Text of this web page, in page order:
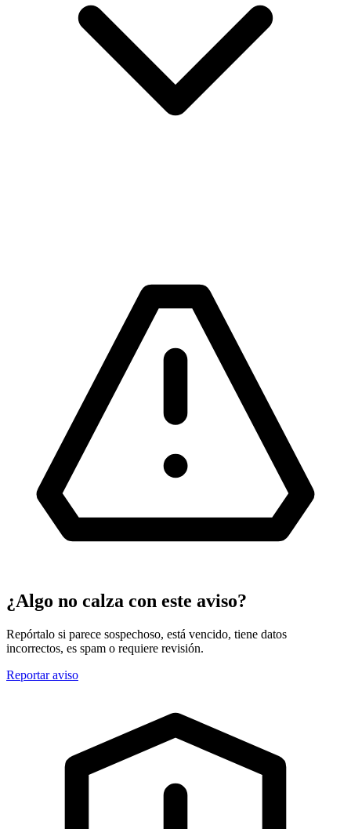
¿Algo no calza con este aviso?
Repórtalo si parece sospechoso, está vencido, tiene datos
incorrectos, es spam o requiere revisión.
Reportar aviso